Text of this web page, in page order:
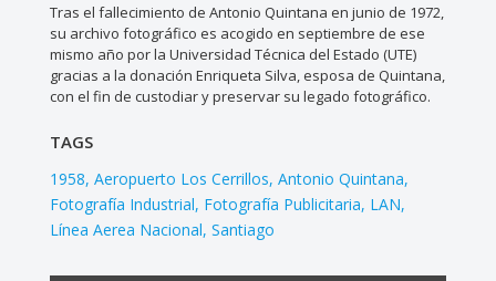
Tras el fallecimiento de Antonio Quintana en junio de 1972,
su archivo fotográfico es acogido en septiembre de ese
mismo año por la Universidad Técnica del Estado (UTE)
gracias a la donación Enriqueta Silva, esposa de Quintana,
con el fin de custodiar y preservar su legado fotográfico.
TAGS
1958 Aeropuerto Los Cerrillos Antonio Quintana
Fotografía Industrial Fotografía Publicitaria LAN
Línea Aerea Nacional Santiago